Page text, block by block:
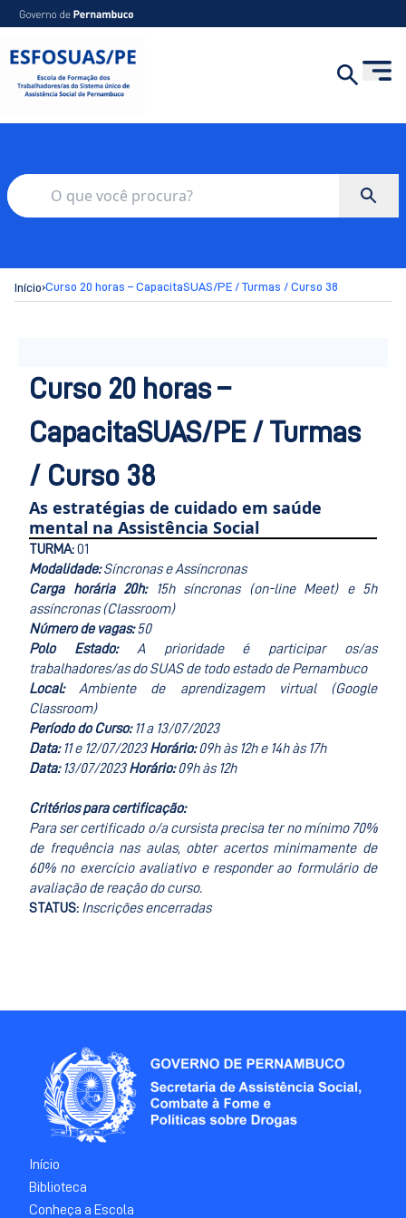
Início›Curso 20 horas – CapacitaSUAS/PE / Turmas / Curso 38
Curso 20 horas –
CapacitaSUAS/PE / Turmas
/ Curso 38
As estratégias de cuidado em saúde
mental na Assistência Social
TURMA:01
Modalidade:Síncronas e Assíncronas
Carga horária 20h:
15h síncronas (on-line Meet) e 5h
assíncronas (Classroom)
Número de vagas:50
Polo Estado: A prioridade é participar os/as
trabalhadores/as do SUAS de todo estado de Pernambuco
Local: Ambiente de aprendizagem virtual (Google
Classroom)
Período do Curso: 11 a 13/07/2023
Data:11 e 12/07/2023Horário:09h às 12h e 14h às 17h
Data:13/07/2023Horário:09h às 12h
Critérios para certificação:
Para ser certificado o/a cursista precisa ter no mínimo 70%
de frequência nas aulas, obter acertos minimamente de
60% no exercício avaliativo e responder ao formulário de
avaliação de reação do curso.
STATUS: Inscrições encerradas
Início
Biblioteca
Conheça a Escola